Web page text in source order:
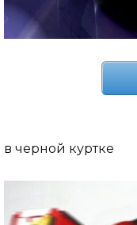
в черной куртке